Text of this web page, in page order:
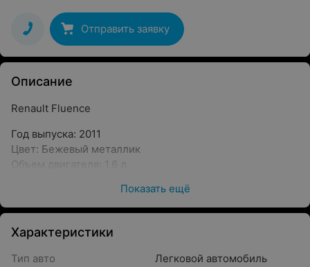
Отправить заявку
Описание
Renault Fluence
Год выпуска: 2011
Цвет: Бежевый металлик
Объем двигателя: 1.6 л
Опции: Климат-контроль
CD проигрыватель
Показать ещё
Характеристики
Тип авто
Легковой автомобиль